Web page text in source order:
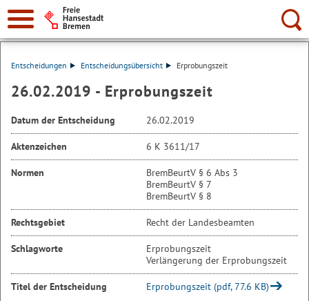
Suche:
Entscheidungen Entscheidungsübersicht Erprobungszeit
26.02.2019 - Erprobungszeit
Datum der Entscheidung 26.02.2019
Aktenzeichen 6 K 3611/17
Normen
BremBeurtV § 6 Abs 3
BremBeurtV § 7
BremBeurtV § 8
Rechtsgebiet Recht der Landesbeamten
Schlagworte
Erprobungszeit
Verlängerung der Erprobungszeit
Titel der Entscheidung Erprobungszeit (pdf, 77.6 KB)